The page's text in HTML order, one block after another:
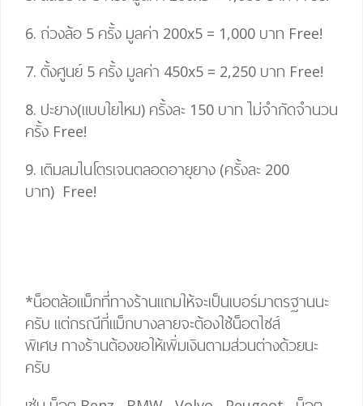
6. ถ่วงล้อ 5 ครั้ง มูลค่า 200x5 = 1,000 บาท Free!
7. ตั้งศูนย์ 5 ครั้ง มูลค่า 450x5 = 2,250 บาท Free!
8. ปะยาง(แบบใยไหม) ครั้งละ 150 บาท ไม่จำกัดจำนวน
ครั้ง Free!
9. เติมลมไนโตรเจนตลอดอายุยาง (ครั้งละ 200
บาท) Free!
*น็อตล้อแม็กที่ทางร้านแถมให้จะเป็นเบอร์มาตรฐานนะ
ครับ แต่กรณีที่แม็กบางลายจะต้องใช้น็อตไซส์
พิเศษ ทางร้านต้องขอให้เพิ่มเงินตามส่วนต่างด้วยนะ
ครับ